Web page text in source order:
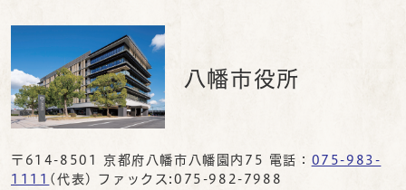
八幡市役所
〒614-8501 京都府八幡市八幡園内75 電話： 075-983-
1111 (代表) ファックス:075-982-7988